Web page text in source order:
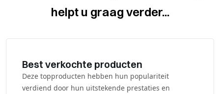
helpt u graag verder...
Best verkochte producten
Deze topproducten hebben hun populariteit
verdiend door hun uitstekende prestaties en